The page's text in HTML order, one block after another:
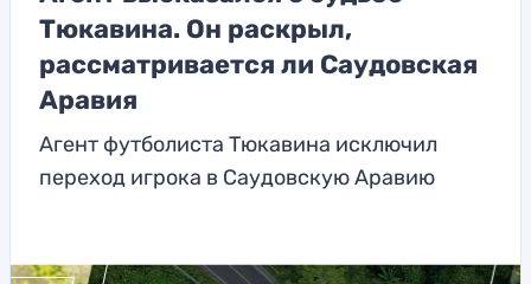
Тюкавина. Он раскрыл,
рассматривается ли Саудовская
Аравия
Агент футболиста Тюкавина исключил
переход игрока в Саудовскую Аравию